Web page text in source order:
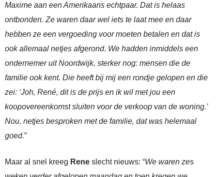
Maxime aan een Amerikaans echtpaar. Dat is helaas
ontbonden. Ze waren daar wel iets te laat mee en daar
hebben ze een vergoeding voor moeten betalen en dat is
ook allemaal netjes afgerond. We hadden inmiddels een
ondernemer uit Noordwijk, sterker nog: mensen die de
familie ook kent. Die heeft bij mij een rondje gelopen en die
zei: ‘Joh, René, dit is de prijs en ik wil met jou een
koopovereenkomst sluiten voor de verkoop van de woning.’
Nou, netjes besproken met de familie, dat was helemaal
goed.”
Maar al snel kreeg Rene slecht nieuws: “We waren zes